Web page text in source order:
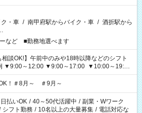
・車 / 南甲府駅からバイク・車 / 酒折駅から
など ■勤務地選べます
相談OK!】午前中のみや18時以降などのシフト
▼9:00～12:00 ▼9:00～17:00 ▼10:00～19:00
！＃8月～ ＃9月～
日払いOK / 40～50代活躍中 / 副業・Wワーク
シフト勤務 / 10名以上の大量募集 / 電話対応な